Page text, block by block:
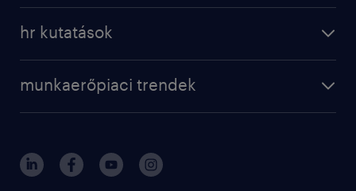
hr kutatások
munkaerőpiaci trendek